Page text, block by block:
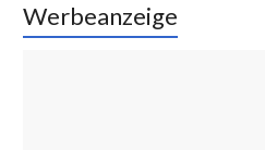
Werbeanzeige